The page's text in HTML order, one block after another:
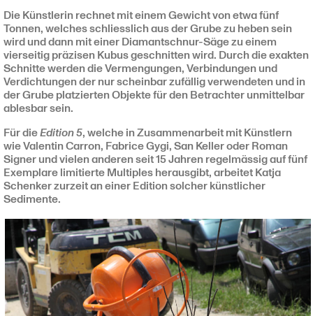
Die Künstlerin rechnet mit einem Gewicht von etwa fünf
Tonnen, welches schliesslich aus der Grube zu heben sein
wird und dann mit einer Diamantschnur-Säge zu einem
vierseitig präzisen Kubus geschnitten wird. Durch die exakten
Schnitte werden die Vermengungen, Verbindungen und
Verdichtungen der nur scheinbar zufällig verwendeten und in
der Grube platzierten Objekte für den Betrachter unmittelbar
ablesbar sein.
Für dieEdition 5, welche in Zusammenarbeit mit Künstlern
wie Valentin Carron, Fabrice Gygi, San Keller oder Roman
Signer und vielen anderen seit 15 Jahren regelmässig auf fünf
Exemplare limitierte Multiples herausgibt, arbeitet Katja
Schenker zurzeit an einer Edition solcher künstlicher
Sedimente.